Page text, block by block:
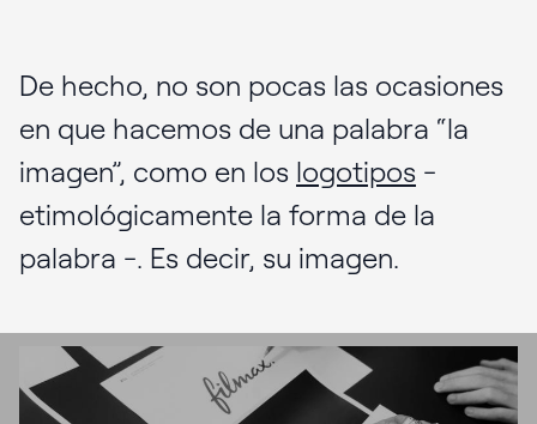
De hecho, no son pocas las ocasiones
en que hacemos de una palabra “la
imagen”, como en los logotipos -
etimológicamente la forma de la
palabra -. Es decir, su imagen.